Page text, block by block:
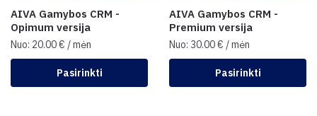
AIVA Gamybos CRM -
Opimum versija
Nuo: 20.00€ / mėn
Pasirinkti
AIVA Gamybos CRM -
Premium versija
Nuo: 30.00€ / mėn
Pasirinkti